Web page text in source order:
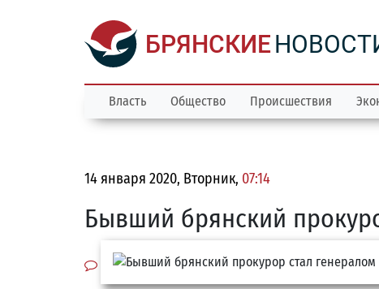
БРЯНСКИЕ
Власть Общество Происшествия
14 января 2020, Вторник, 07:14
Бывший брянский